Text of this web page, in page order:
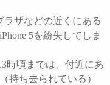
ラザなどの近くにある
5を紛失してしま
時頃までは、付近にあ
持ち去られている）